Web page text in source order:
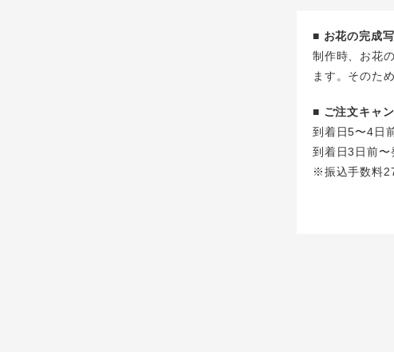
■ お花の完成
制作時、お花
ます。そのた
■ ご注文キャ
到着日5〜4日
到着日3日前〜
※振込手数料